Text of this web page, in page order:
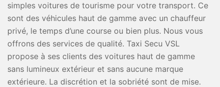
simples voitures de tourisme pour votre transport. Ce
sont des véhicules haut de gamme avec un chauffeur
privé, le temps d’une course ou bien plus. Nous vous
offrons des services de qualité. Taxi Secu VSL
propose à ses clients des voitures haut de gamme
sans lumineux extérieur et sans aucune marque
extérieure. La discrétion et la sobriété sont de mise.